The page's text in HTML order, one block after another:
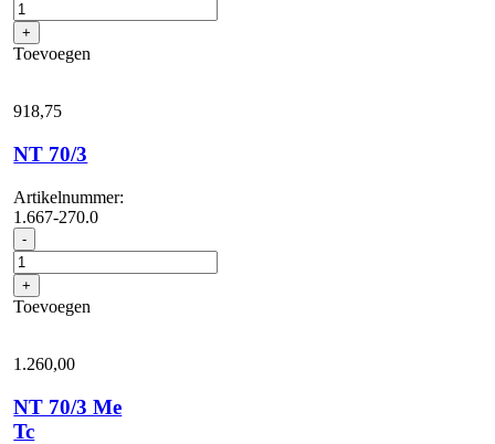
aantal
+
Toevoegen
918,75
NT 70/3
Artikelnummer:
1.667-270.0
- NT
70/3
aantal
+
Toevoegen
1.260,00
NT 70/3 Me
Tc